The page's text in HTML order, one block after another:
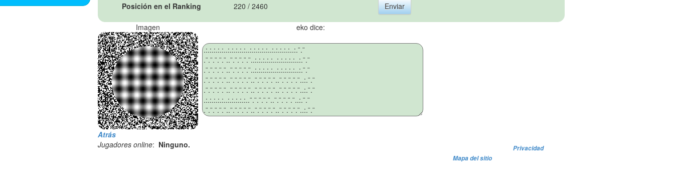
Posición en el Ranking
220 / 2460
Imagen eko dice:
Atrás
Jugadores online: Ninguno.
Privacidad
Mapa del sitio